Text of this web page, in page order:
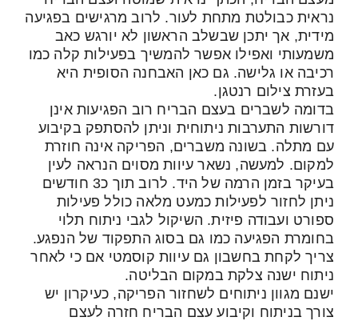
נראית כבולטת מתחת לעור. לרוב מרגישים בפגיעה
מידית, אך יתכן שבשלב הראשון לא יורגש כאב
משמעותי ואפילו אפשר להמשיך בפעילות קלה כמו
רכיבה או גלישה. גם כאן האבחנה הסופית היא
בעזרת צילום רנטגן.
בדומה לשברים בעצם הבריח רוב הפגיעות אינן
דורשות התערבות ניתוחית וניתן להסתפק בקיבוע
עם מתלה. בשונה משברים, הפריקה אינה חוזרת
למקום. למעשה, נשאר עיוות מסוים הנראה לעין
בעיקר בזמן הרמה של היד. לרוב תוך כ3 חודשים
ניתן לחזור לפעילות כמעט מלאה כולל פעילות
ספורט ועבודה פיזית. השיקול לגבי ניתוח תלוי
בחומרת הפגיעה כמו גם בסוג התפקוד של הנפגע.
צריך לקחת בחשבון גם עיוות קוסמטי אם כי לאחר
ניתוח ישנה צלקת במקום הבליטה.
ישנם מגוון ניתוחים לשחזור הפריקה, כעיקרון יש
צורך בניתוח וקיבוע עצם הבריח חזרה לעצם